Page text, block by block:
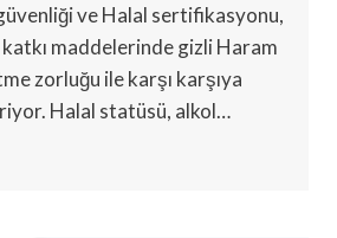
ve Halal sertifikasyonu,
maddelerinde gizli Haram
zorluğu ile karşı karşıya
Halal statüsü, alkol…